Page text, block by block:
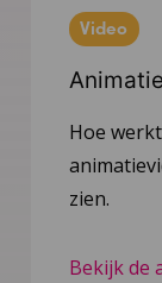
Video
Hoe
zien.
Bekijk de